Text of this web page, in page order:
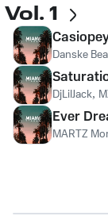
1
Danske
DjLilJack,
Ever
MARTZ